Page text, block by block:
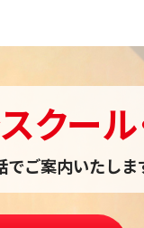
スクー
ご案内いたしま